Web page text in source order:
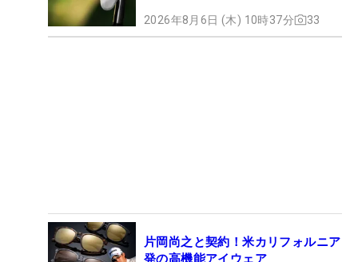
2026年8月6日 (木) 10時37分 33
片岡尚之と契約！米カリフォルニア
発の高機能アイウェア